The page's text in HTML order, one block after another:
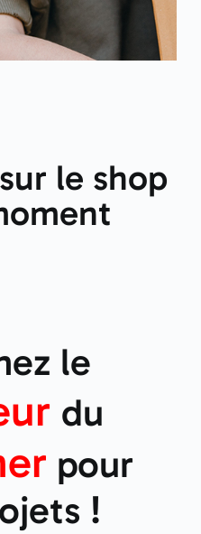
le shop
le
du
pour
!